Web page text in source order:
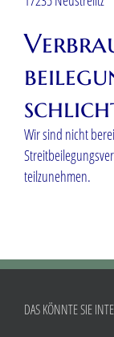
Wir sind nicht
teilzunehmen.
DAS KÖNNTE SIE